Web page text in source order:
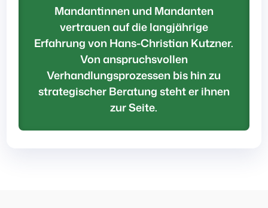
Mandantinnen und Mandanten
vertrauen auf die langjährige
Erfahrung von Hans-Christian Kutzner.
Von anspruchsvollen
Verhandlungsprozessen bis hin zu
strategischer Beratung steht er ihnen
zur Seite.